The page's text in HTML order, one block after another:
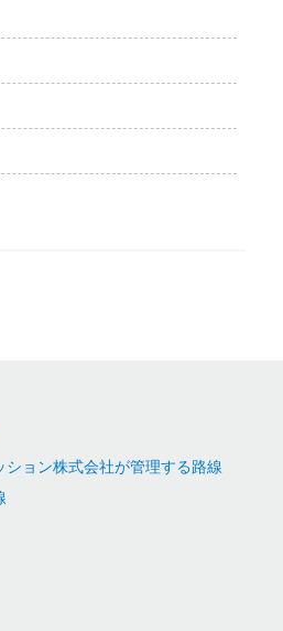
ション株式会社が管理する路線